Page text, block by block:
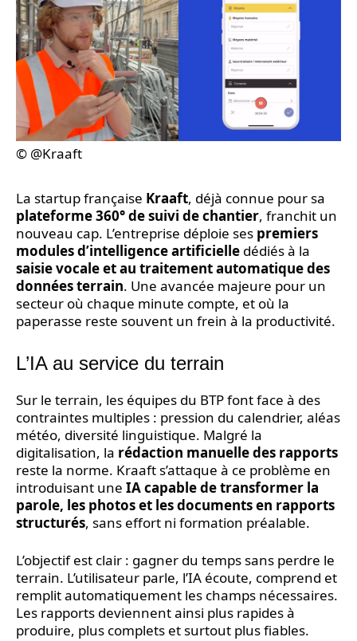
© @Kraaft
La startup française Kraaft, déjà connue pour sa
plateforme 360° de suivi de chantier, franchit un
nouveau cap. L’entreprise déploie ses premiers
modules d’intelligence artificielle dédiés à la
saisie vocale et au traitement automatique des
données terrain. Une avancée majeure pour un
secteur où chaque minute compte, et où la
paperasse reste souvent un frein à la productivité.
L’IA au service du terrain
Sur le terrain, les équipes du BTP font face à des
contraintes multiples : pression du calendrier, aléas
météo, diversité linguistique. Malgré la
digitalisation, la rédaction manuelle des rapports
reste la norme. Kraaft s’attaque à ce problème en
introduisant une IA capable de transformer la
parole, les photos et les documents en rapports
structurés, sans effort ni formation préalable.
L’objectif est clair : gagner du temps sans perdre le
terrain. L’utilisateur parle, l’IA écoute, comprend et
remplit automatiquement les champs nécessaires.
Les rapports deviennent ainsi plus rapides à
produire, plus complets et surtout plus fiables.